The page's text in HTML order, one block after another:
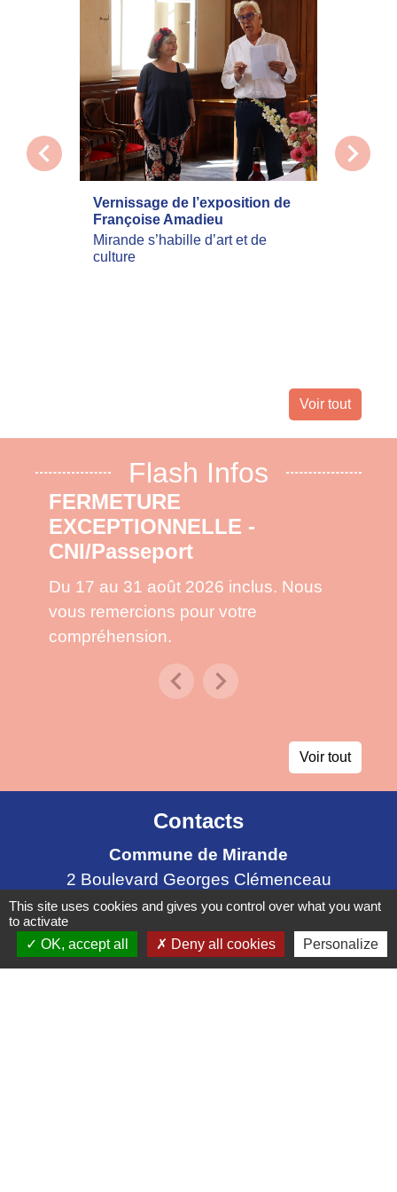
Vernissage de l’exposition de
Françoise Amadieu
Mirande s’habille d’art et de
culture
chevron_left chevron_right
Voir tout
Flash Infos
FERMETURE
EXCEPTIONNELLE -
CNI/Passeport
Du 17 au 31 août 2026 inclus. Nous
vous remercions pour votre
compréhension.
chevron_leftPrevious
chevron_right
Next
Voir tout
Contacts
Commune de Mirande
2 Boulevard Georges Clémenceau
32300 Mirande - FRANCE
+33 5 62 66 52 87
Contact par formulaire
This site uses cookies and gives you control over what you want
to activate
OK, accept all
Deny all cookies Personalize